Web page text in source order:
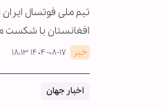
تیم ملی فوتسال
افغانستان با شکست
خبر ۱۴۰۴-۰۸-۱۷ ۱۸:۱۳
اخبار جهان